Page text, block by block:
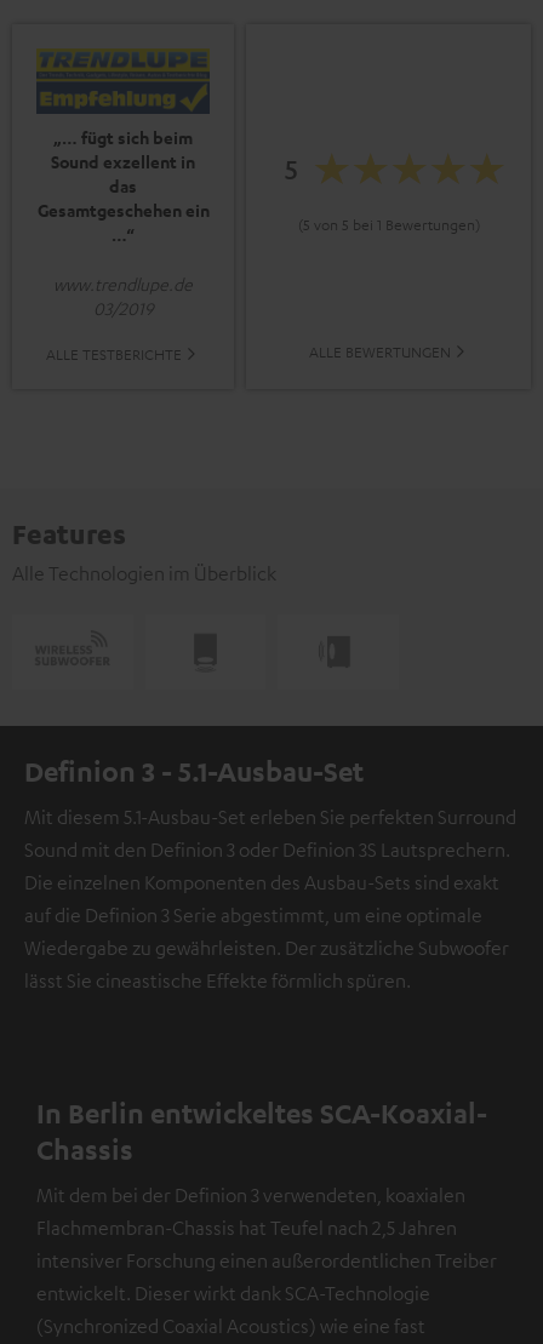
„… fügt sich beim
Sound exzellent in
das
Gesamtgeschehen ein
…“
www.trendlupe.de
03/2019
ALLE TESTBERICHTE
5
(5 von 5 bei 1 Bewertungen)
ALLE BEWERTUNGEN
Features
Alle Technologien im Überblick
Definion 3 - 5.1-Ausbau-Set
Mit diesem 5.1-Ausbau-Set erleben Sie perfekten Surround
Sound mit den Definion 3 oder Definion 3S Lautsprechern.
Die einzelnen Komponenten des Ausbau-Sets sind exakt
auf die Definion 3 Serie abgestimmt, um eine optimale
Wiedergabe zu gewährleisten. Der zusätzliche Subwoofer
lässt Sie cineastische Effekte förmlich spüren.
In Berlin entwickeltes SCA-Koaxial-
Chassis
Mit dem bei der Definion 3 verwendeten, koaxialen
Flachmembran-Chassis hat Teufel nach 2,5 Jahren
intensiver Forschung einen außerordentlichen Treiber
entwickelt. Dieser wirkt dank SCA-Technologie
(Synchronized Coaxial Acoustics) wie eine fast